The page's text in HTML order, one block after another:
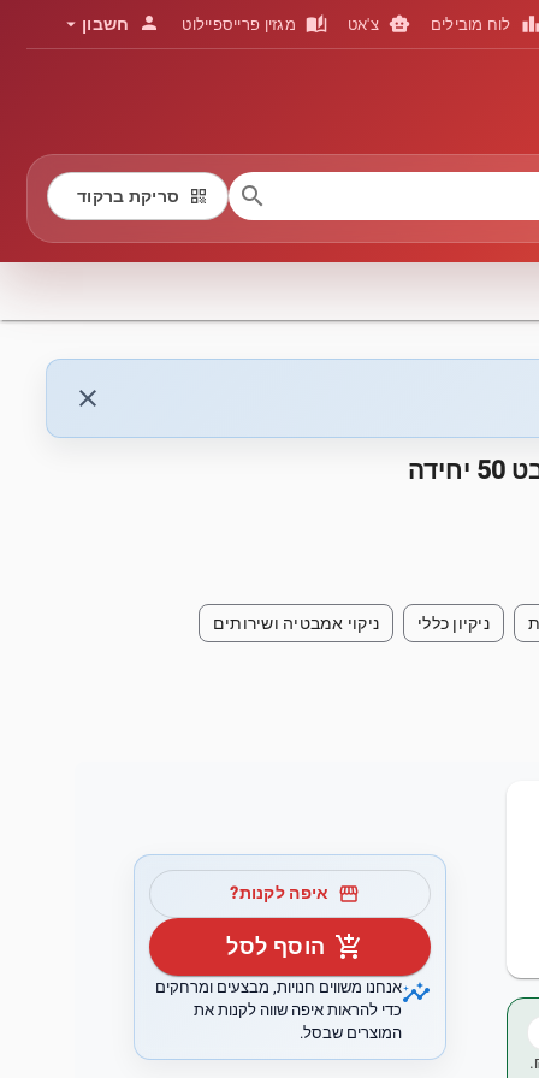
לוח מובילים smart_toy צ'אט auto_stories מגזין פרייספיילוט person חשבון arrow_drop_down
search
qr_code סריקת ברקוד
close
ניקיון כללי ניקוי אמבטיה ושירותים
storefront איפה לקנות?
add_shopping_cart הוסף לסל
insightsאנחנו משווים חנויות, מבצעים ומרחקים
כדי להראות איפה שווה לקנות את
המוצרים שבסל.